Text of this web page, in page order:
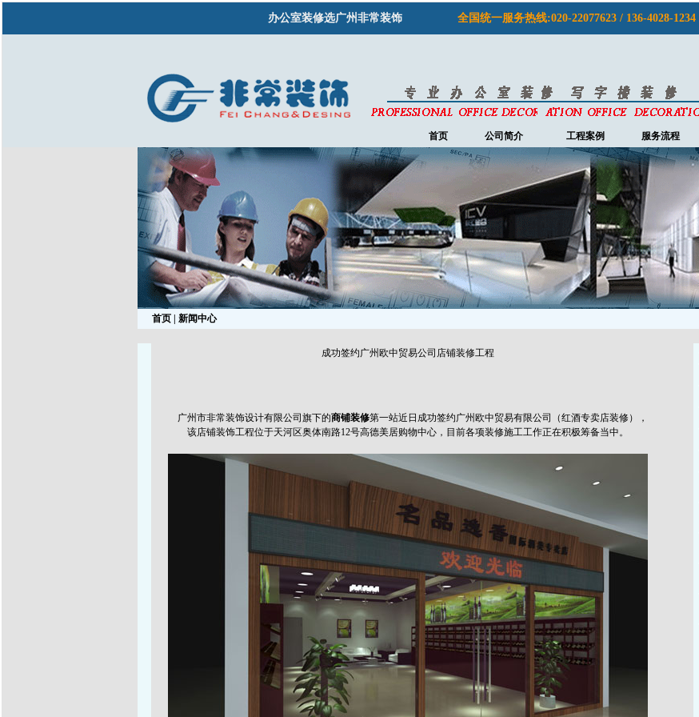
办公室装修选广州非常装饰 全国统一服务热线:020-22077623 / 136-4028-1234
首页 公司简介 工程案例 服务流程
首页 | 新闻中心
成功签约广州欧中贸易公司店铺装修工程
广州市非常装饰设计有限公司旗下的商铺装修第一站近日成功签约广州欧中贸易有限公司（红酒专卖店装修），
该店铺装饰工程位于天河区奥体南路12号高德美居购物中心，目前各项装修施工工作正在积极筹备当中。